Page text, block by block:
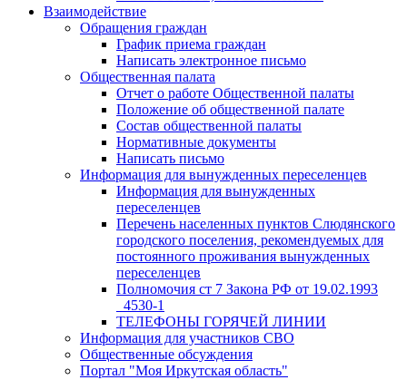
Взаимодействие
Обращения граждан
График приема граждан
Написать электронное письмо
Общественная палата
Отчет о работе Общественной палаты
Положение об общественной палате
Состав общественной палаты
Нормативные документы
Написать письмо
Информация для вынужденных переселенцев
Информация для вынужденных
переселенцев
Перечень населенных пунктов Слюдянского
городского поселения, рекомендуемых для
постоянного проживания вынужденных
переселенцев
Полномочия ст 7 Закона РФ от 19.02.1993
_4530-1
ТЕЛЕФОНЫ ГОРЯЧЕЙ ЛИНИИ
Информация для участников СВО
Общественные обсуждения
Портал "Моя Иркутская область"